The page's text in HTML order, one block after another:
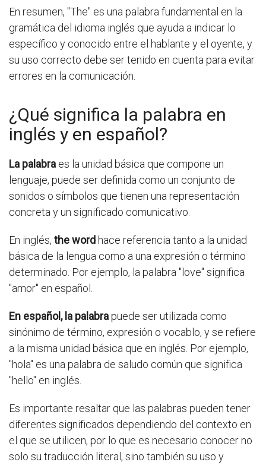
En resumen, "The" es una palabra fundamental en la
gramática del idioma inglés que ayuda a indicar lo
específico y conocido entre el hablante y el oyente, y
su uso correcto debe ser tenido en cuenta para evitar
errores en la comunicación.
¿Qué significa la palabra en
inglés y en español?
La palabra es la unidad básica que compone un
lenguaje, puede ser definida como un conjunto de
sonidos o símbolos que tienen una representación
concreta y un significado comunicativo.
En inglés, the wordhace referencia tanto a la unidad
básica de la lengua como a una expresión o término
determinado. Por ejemplo, la palabra "love" significa
"amor" en español.
En español, la palabrapuede ser utilizada como
sinónimo de término, expresión o vocablo, y se refiere
a la misma unidad básica que en inglés. Por ejemplo,
"hola" es una palabra de saludo común que significa
"hello" en inglés.
Es importante resaltar que las palabras pueden tener
diferentes significados dependiendo del contexto en
el que se utilicen, por lo que es necesario conocer no
solo su traducción literal, sino también su uso y